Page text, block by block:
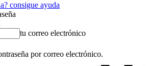
consigue ayuda
tu correo electrónico
por correo electrónico.